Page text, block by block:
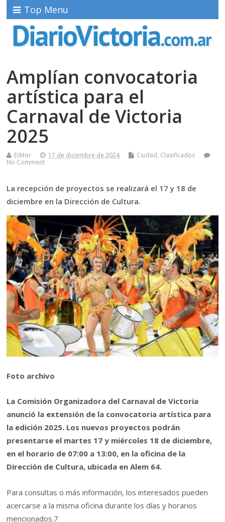
Top Menu
Amplían convocatoria
artística para el
Carnaval de Victoria
2025
Editor 17 de diciembre de 2024 Ciudad, Clasificados
No Comment
La recepción de proyectos se realizará el 17 y 18 de
diciembre en la Dirección de Cultura.
Foto archivo
La Comisión Organizadora del Carnaval de Victoria
anunció la extensión de la convocatoria artística para
la edición 2025. Los nuevos proyectos podrán
presentarse el martes 17 y miércoles 18 de diciembre,
en el horario de 07:00 a 13:00, en la oficina de la
Dirección de Cultura, ubicada en Alem 64.
Para consultas o más información, los interesados pueden
acercarse a la misma oficina durante los días y horarios
mencionados.7